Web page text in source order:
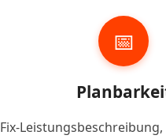
📅
Fix-